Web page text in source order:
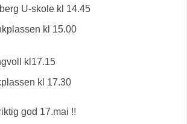
U-skole kl 14.45
kl 15.00
kl17.15
kl 17.30
god 17.mai !!